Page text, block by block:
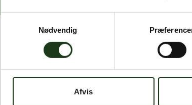
Samtykkevalg
Nødvendig
Afvis
Har
Vi er her for at hjælpe dig. Du er